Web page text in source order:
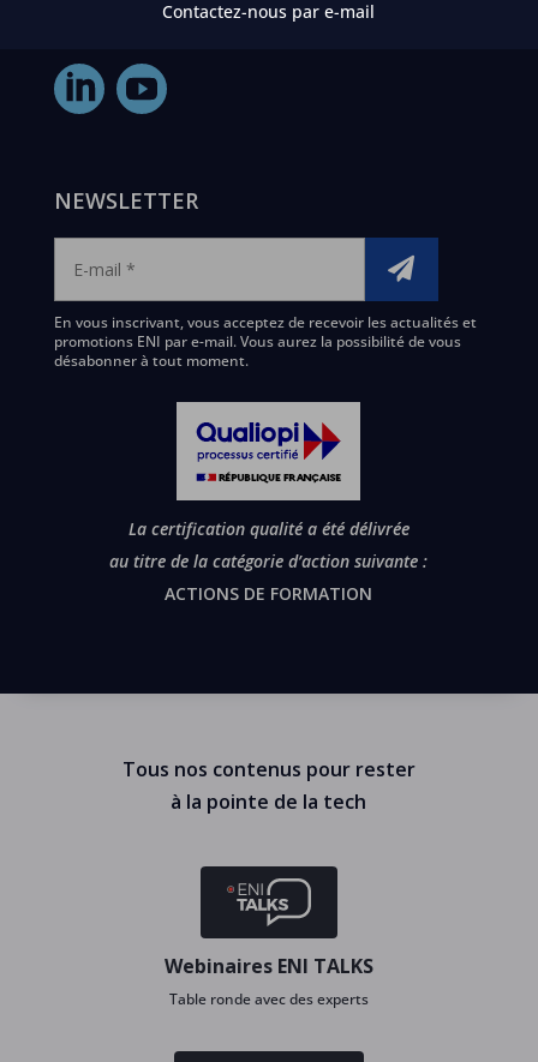
Contactez-nous par e-mail
NEWSLETTER
En vous inscrivant, vous acceptez de recevoir les actualités et
promotions ENI par e-mail. Vous aurez la possibilité de vous
désabonner à tout moment.
La certification qualité a été délivrée
au titre de la catégorie d’action suivante :
ACTIONS DE FORMATION
Tous nos contenus pour rester
à la pointe de la tech
Webinaires ENI TALKS
Table ronde avec des experts